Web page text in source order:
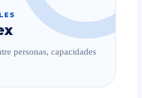
personas, capacidades